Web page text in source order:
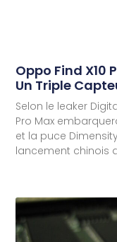
Oppo Find X10
Un Triple
Selon le leaker
Pro Max
et la puce
lancement chinois